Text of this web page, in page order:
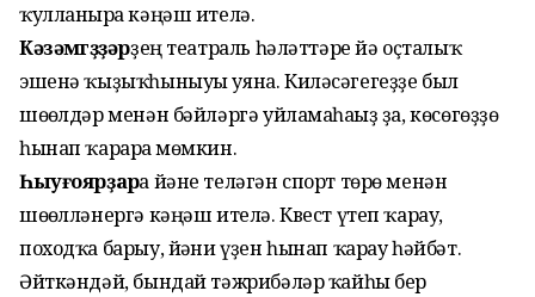
ҡулланырға кәңәш ителә.
Кәзәмөгөҙҙәрҙең театраль һәләттәре йә оҫталыҡ
эшенә ҡыҙыҡһыныуы уяна. Киләсәгегеҙҙе был
шөғөлдәр менән бәйләргә уйламаһағыҙ ҙа, көсөгөҙҙө
һынап ҡарарға мөмкин.
Һыуғоярҙарға йәне теләгән спорт төрө менән
шөғөлләнергә кәңәш ителә. Квест үтеп ҡарау,
походҡа барыу, йәғни үҙен һынап ҡарау һәйбәт.
Әйткәндәй, бындай тәжрибәләр ҡайһы бер